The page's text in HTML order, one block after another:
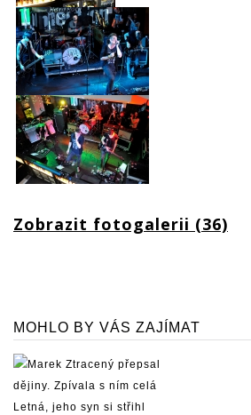
Zobrazit fotogalerii (36)
MOHLO BY VÁS ZAJÍMAT